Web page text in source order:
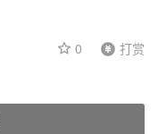
0 打赏